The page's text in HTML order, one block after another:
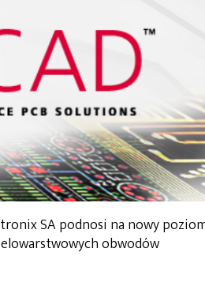
SA podnosi na nowy
obwodów